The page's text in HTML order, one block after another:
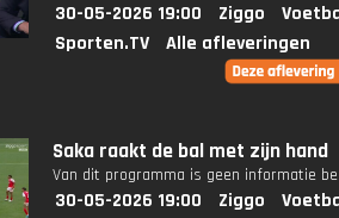
30-05-2026 19:00 Ziggo
Sporten.TV
Alle afleveringen
Saka raakt de bal met zijn hand
Van dit programma is geen informatie
30-05-2026 19:00 Ziggo